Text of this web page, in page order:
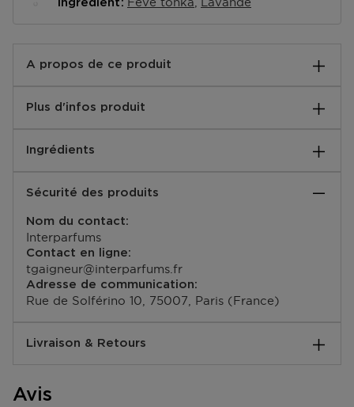
Ingrédient
A propos de ce produit
INTENSE incarne l'esprit de l'homme Jimmy Choo.
Une fougère orientale boisée qui allie l'élégance d'une
et cuirées.
Plus d'infos produit
3386460078887
Ingrédients
Sécurité des produits
Nom du contact:
Interparfums
Contact en ligne:
tgaigneur@interparfums.fr
Adresse de communication:
Rue de Solférino 10, 75007, Paris (France)
Livraison & Retours
Vous pouvez vous faire livrer votre commande à votre
Avis